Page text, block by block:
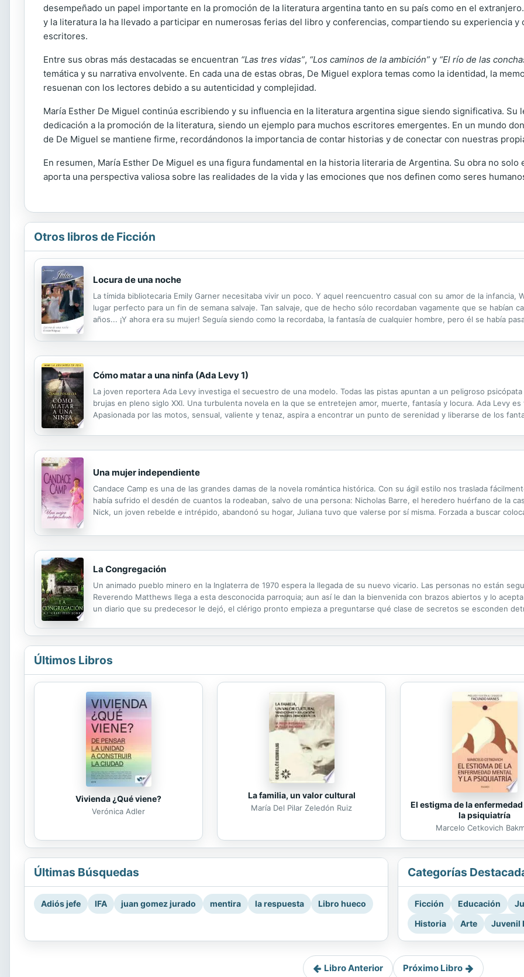
desempeñado un papel importante en la promoción de la literatura argentina tanto en su país como en el
y la literatura la ha llevado a participar en numerosas ferias del libro y conferencias, compartiendo su experiencia
escritores.
Entre sus obras más destacadas se encuentran “Las tres vidas”, “Los caminos de la ambición” y “El río de las
temática y su narrativa envolvente. En cada una de estas obras, De Miguel explora temas como la identidad, la
resuenan con los lectores debido a su autenticidad y complejidad.
María Esther De Miguel continúa escribiendo y su influencia en la literatura argentina sigue siendo significativa. Su
dedicación a la promoción de la literatura, siendo un ejemplo para muchos escritores emergentes. En un mundo
de De Miguel se mantiene firme, recordándonos la importancia de contar historias y de conectar con nuestras
En resumen, María Esther De Miguel es una figura fundamental en la historia literaria de Argentina. Su obra no
aporta una perspectiva valiosa sobre las realidades de la vida y las emociones que nos definen como seres
Otros libros de Ficción
Locura de una noche
La tímida bibliotecaria Emily Garner necesitaba vivir un poco. Y aquel reencuentro casual con su amor de la infancia,
lugar perfecto para un fin de semana salvaje. Tan salvaje, que de hecho sólo recordaban vagamente que se habían
años... ¡Y ahora era su mujer! Seguía siendo como la recordaba, la fantasía de cualquier hombre, pero él se había
Cómo matar a una ninfa (Ada Levy 1)
La joven reportera Ada Levy investiga el secuestro de una modelo. Todas las pistas apuntan a un peligroso
brujas en pleno siglo XXI. Una turbulenta novela en la que se entretejen amor, muerte, fantasía y locura. Ada Levy
Apasionada por las motos, sensual, valiente y tenaz, aspira a encontrar un punto de serenidad y liberarse de los
Una mujer independiente
Candace Camp es una de las grandes damas de la novela romántica histórica. Con su ágil estilo nos traslada
había sufrido el desdén de cuantos la rodeaban, salvo de una persona: Nicholas Barre, el heredero huérfano de la
Nick, un joven rebelde e intrépido, abandonó su hogar, Juliana tuvo que valerse por sí misma. Forzada a buscar
La Congregación
Un animado pueblo minero en la Inglaterra de 1970 espera la llegada de su nuevo vicario. Las personas no están
Reverendo Matthews llega a esta desconocida parroquia; aun así le dan la bienvenida con brazos abiertos y lo
un diario que su predecesor le dejó, el clérigo pronto empieza a preguntarse qué clase de secretos se esconden
Últimos Libros
Vivienda ¿Qué viene?
Verónica Adler
La familia, un valor cultural
María Del Pilar Zeledón Ruiz
El estigma de la
la psiquiatría
Marcelo Cetkovich
Últimas Búsquedas
Adiós jefe IFA juan gomez jurado mentira la respuesta Libro hueco
Categorías
Ficción Educación
Historia
Arte Juvenil
Libro Anterior Próximo Libro